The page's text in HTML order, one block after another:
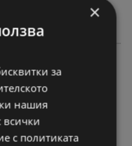
×
за
нашия
всички
с политиката